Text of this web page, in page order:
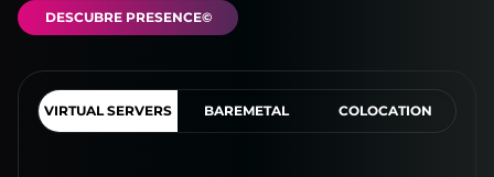
DESCUBRE PRESENCE©
VIRTUAL SERVERS BAREMETAL COLOCATION